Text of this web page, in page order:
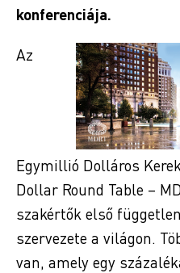
konferenciája.
Az
Egymillió Dolláros
Dollar Round Table –
szakértők első
szervezete a világon.
van, amely egy